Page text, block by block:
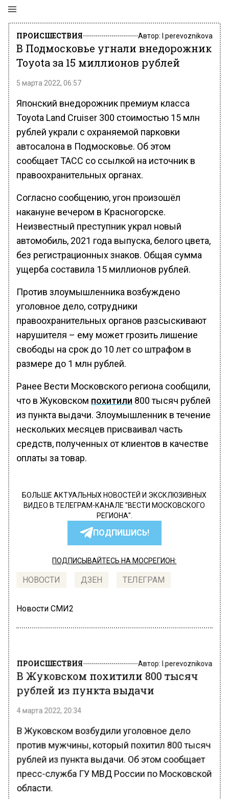
ПРОИСШЕСТВИЯ Автор: l.perevoznikova
В Подмосковье угнали внедорожник
Toyota за 15 миллионов рублей
5 марта 2022, 06:57
Японский внедорожник премиум класса
Toyota Land Cruiser 300 стоимостью 15 млн
рублей украли с охраняемой парковки
автосалона в Подмосковье. Об этом
сообщает ТАСС со ссылкой на источник в
правоохранительных органах.
Согласно сообщению, угон произошёл
накануне вечером в Красногорске.
Неизвестный преступник украл новый
автомобиль, 2021 года выпуска, белого цвета,
без регистрационных знаков. Общая сумма
ущерба составила 15 миллионов рублей.
Против злоумышленника возбуждено
уголовное дело, сотрудники
правоохранительных органов разсыскивают
нарушителя – ему может грозить лишение
свободы на срок до 10 лет со штрафом в
размере до 1 млн рублей.
Ранее Вести Московского региона сообщили,
что в Жуковском похитили 800 тысяч рублей
из пункта выдачи. Злоумышленник в течение
нескольких месяцев присваивал часть
средств, полученных от клиентов в качестве
оплаты за товар.
БОЛЬШЕ АКТУАЛЬНЫХ НОВОСТЕЙ И ЭКСКЛЮЗИВНЫХ
ВИДЕО В ТЕЛЕГРАМ-КАНАЛЕ "ВЕСТИ МОСКОВСКОГО
РЕГИОНА".
ПОДПИШИСЬ!
ПОДПИСЫВАЙТЕСЬ НА МОСРЕГИОН:
НОВОСТИ ДЗЕН ТЕЛЕГРАМ
Новости СМИ2
ПРОИСШЕСТВИЯ Автор: l.perevoznikova
В Жуковском похитили 800 тысяч
рублей из пункта выдачи
4 марта 2022, 20:34
В Жуковском возбудили уголовное дело
против мужчины, который похитил 800 тысяч
рублей из пункта выдачи. Об этом сообщает
пресс-служба ГУ МВД России по Московской
области.